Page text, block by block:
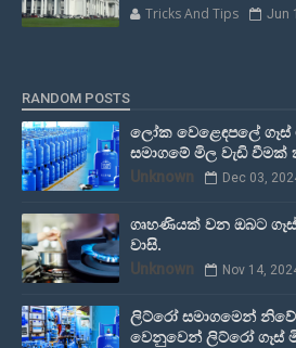
Tricks And Tips Jun
RANDOM POSTS
ලෝක වෙළෙඳපලේ
සමාගමේ මිල වැඩි
Unknown Dec 03,
ගෘහණියක් වන ඔබට
වාසි.
Unknown Nov 14,
ලිට්රෝ සමාගමෙන්
වෙනුවෙන් ලිට්රෝ ගෑස්